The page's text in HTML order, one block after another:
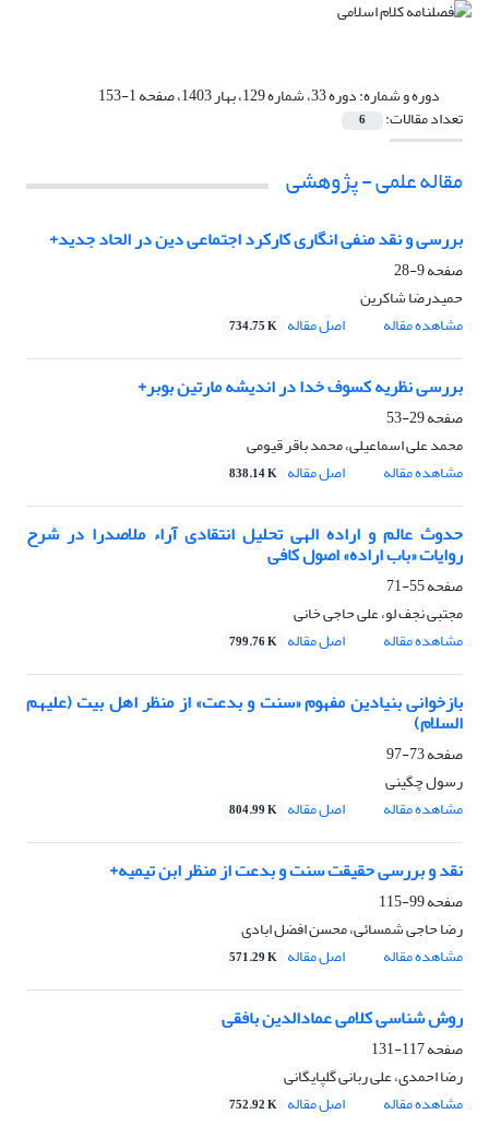
دوره و شماره:دوره 33، شماره 129، بهار 1403، صفحه 1-153
تعداد مقالات: 6
مقاله علمی - پژوهشی
بررسی و نقد منفی انگاری کارکرد اجتماعی دین در الحاد جدید+
صفحه9-28
حمیدرضا شاکرین
مشاهده مقاله
اصل مقاله 734.75 K
بررسی نظریه کسوف خدا در اندیشه مارتین بوبر+
صفحه29-53
محمد علی اسماعیلی، محمد باقر قیومی
مشاهده مقاله
اصل مقاله 838.14 K
حدوث عالم و اراده الهی تحلیل انتقادی آراء ملاصدرا در شرح
روایات «باب اراده» اصول کافی
صفحه55-71
مجتبی نجف لو، علی حاجی خانی
مشاهده مقاله
اصل مقاله 799.76 K
بازخوانی بنیادین مفهوم «سنت و بدعت» از منظر اهل بیت (علیهم
السلام)
صفحه73-97
رسول چگینی
مشاهده مقاله
اصل مقاله 804.99 K
نقد و بررسی حقیقت سنت و بدعت از منظر ابن تیمیه+
صفحه99-115
رضا حاجی شمسائی، محسن افضل ابادی
مشاهده مقاله
اصل مقاله 571.29 K
روش شناسی کلامی عمادالدین بافقی
صفحه117-131
رضا احمدی، علی ربانی گلپایگانی
مشاهده مقاله
اصل مقاله 752.92 K